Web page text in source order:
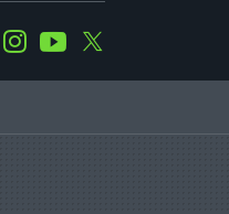
TelegramInstagramYoutube